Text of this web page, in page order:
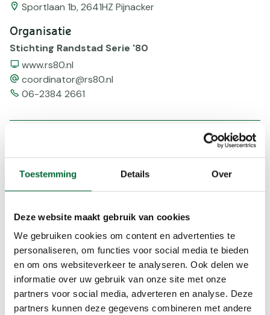
Toestemming Details Over
Deze website maakt gebruik van cookies
We gebruiken cookies om content en advertenties te
personaliseren, om functies voor social media te bieden
en om ons websiteverkeer te analyseren. Ook delen we
informatie over uw gebruik van onze site met onze
partners voor social media, adverteren en analyse. Deze
partners kunnen deze gegevens combineren met andere
Sportlaan 1b, 2641HZ Pijnacker
Organisatie
Stichting Randstad Serie '80
Website
www.rs80.nl
emailcoordinator@rs80.nl
Telefoonnummer
06-2384 2661
10,0km 08:00-17:00 uur
Tram/metro
Voorzieningen
Digitaal